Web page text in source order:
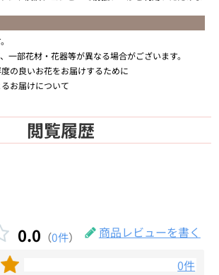
一部花材・花器等が異なる場合がございます。
の良いお花をお届けするために
お届けについて
閲覧履歴
0.0 （0件）
商品レビューを書く
0件